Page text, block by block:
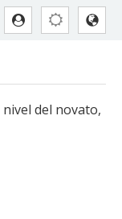
del novato,